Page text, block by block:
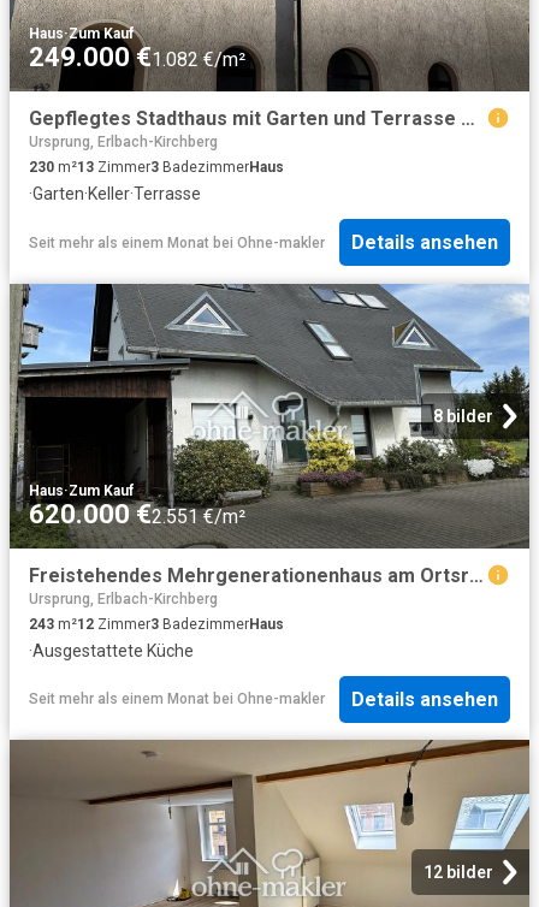
Haus·Zum Kauf
249.000 €1.082 €/m²
Gepflegtes Stadthaus mit Garten und Terrasse Ohne Maklerprovision
Ursprung, Erlbach-Kirchberg
230 m²13 Zimmer3 BadezimmerHaus
·Garten·Keller·Terrasse
Seit mehr als einem Monat bei Ohne-makler Details ansehen
8 bilder
Haus·Zum Kauf
620.000 €2.551 €/m²
Freistehendes Mehrgenerationenhaus am Ortsrand
Ursprung, Erlbach-Kirchberg
243 m²12 Zimmer3 BadezimmerHaus
·Ausgestattete Küche
Seit mehr als einem Monat bei Ohne-makler Details ansehen
12 bilder